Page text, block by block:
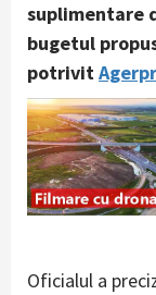
suplimentare
bugetul
potrivit
Oficialul a